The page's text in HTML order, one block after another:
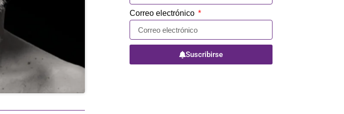
Correo electrónico
Suscribirse